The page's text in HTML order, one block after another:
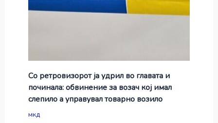
Со ретровизорот ја удрил во главата и
починала: обвинение за возач кој имал
слепило а управувал товарно возило
мкд